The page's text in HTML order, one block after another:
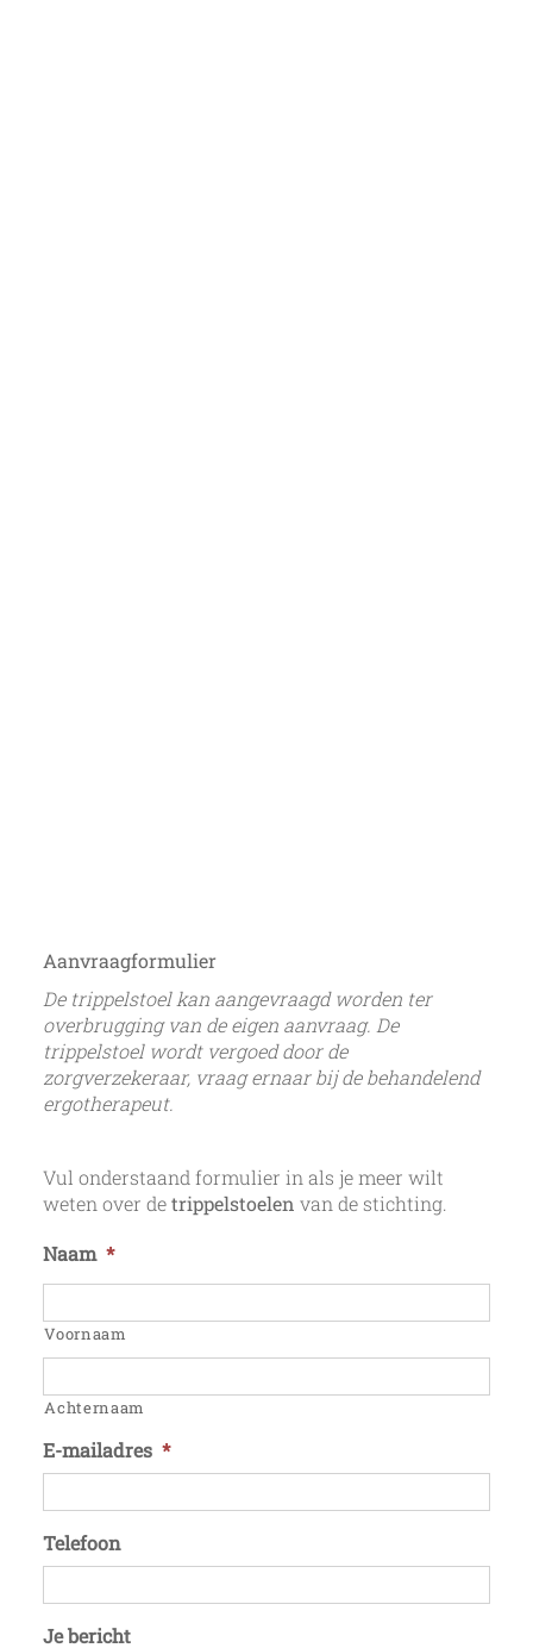
Aanvraagformulier
De trippelstoel kan aangevraagd worden ter
overbrugging van de eigen aanvraag. De
trippelstoel wordt vergoed door de
zorgverzekeraar, vraag ernaar bij de behandelend
ergotherapeut.
Vul onderstaand formulier in als je meer wilt
weten over detrippelstoelen van de stichting.
Naam *
Voornaam
Achternaam
E-mailadres *
Telefoon
Je bericht